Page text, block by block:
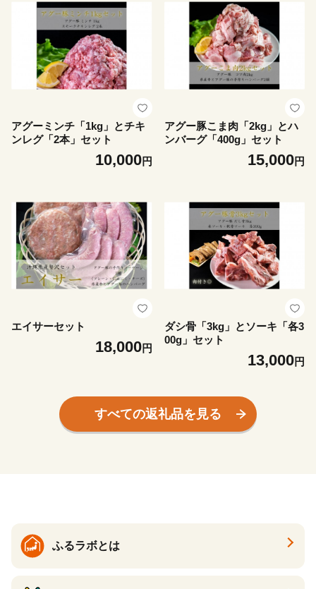
アグーミンチ「1kg」とチキ
ンレグ「2本」セット
10,000円
アグー豚こま肉「2kg」とハ
ンバーグ「400g」セット
15,000円
エイサーセット
18,000円
ダシ骨「3kg」とソーキ「各3
00g」セット
13,000円
すべての返礼品を見る
ふるラボとは